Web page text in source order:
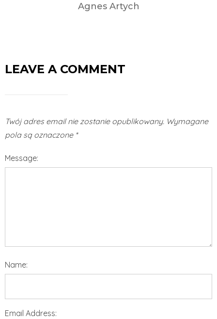
Agnes Artych
LEAVE A COMMENT
Twój adres email nie zostanie opublikowany. Wymagane
pola są oznaczone *
Message:
Name:
Email Address: